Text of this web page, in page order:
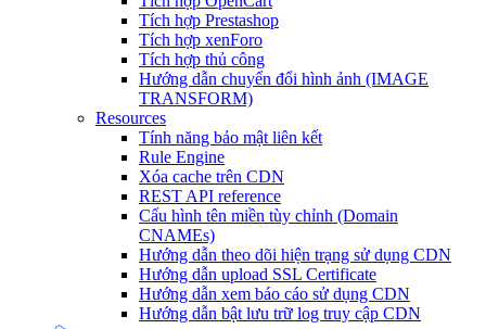
Tích hợp Prestashop
Tích hợp xenForo
Tích hợp thủ công
Hướng dẫn chuyển đổi hình ảnh (IMAGE
TRANSFORM)
Resources
Tính năng bảo mật liên kết
Rule Engine
Xóa cache trên CDN
REST API reference
Cấu hình tên miền tùy chỉnh (Domain
CNAMEs)
Hướng dẫn theo dõi hiện trạng sử dụng CDN
Hướng dẫn upload SSL Certificate
Hướng dẫn xem báo cáo sử dụng CDN
Hướng dẫn bật lưu trữ log truy cập CDN